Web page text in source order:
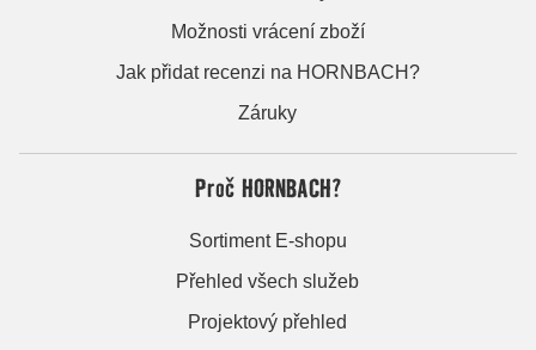
Možnosti vrácení zboží
Jak přidat recenzi na HORNBACH?
Záruky
Proč HORNBACH?
Sortiment E-shopu
Přehled všech služeb
Projektový přehled